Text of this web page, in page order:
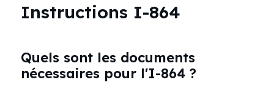
Instructions I-864
Quels sont les documents
nécessaires pour l'I-864 ?